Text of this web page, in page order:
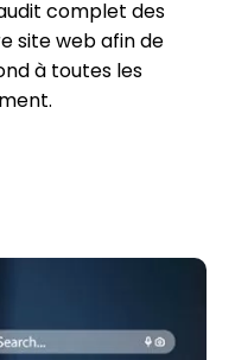
complet des
site web afin de
à toutes les